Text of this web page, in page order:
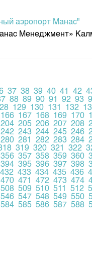
аэропорт Манас"
Менеджмент»
37 38 39 40 41 42
88 89 90 91 92 93
129 130 131 132
166 167 168 169 170
204 205 206 207 208
242 243 244 245 246
280 281 282 283 284
319 320 321 322
356 357 358 359 360
394 395 396 397 398
432 433 434 435 436
470 471 472 473 474
508 509 510 511 512
546 547 548 549 550
584 585 586 587 588